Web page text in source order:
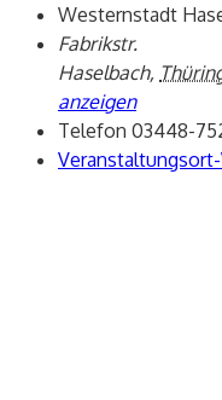
Westernstadt
Fabrikstr.
Haselbach,
anzeigen
Telefon 03448-